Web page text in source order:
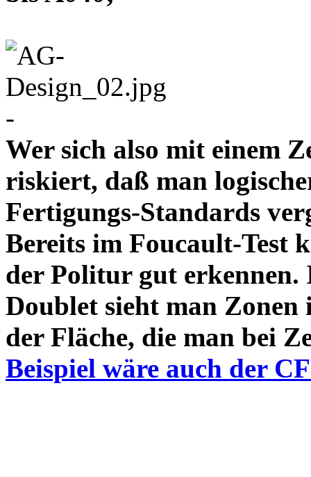
-
Wer sich also mit einem
riskiert, daß man
Fertigungs-Standards
Bereits im Foucault-Test
der Politur gut
Doublet sieht man Zonen
der Fläche, die man bei
Beispiel wäre auch der